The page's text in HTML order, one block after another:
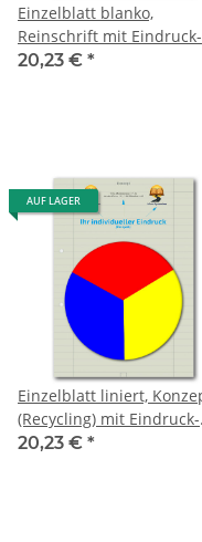
Einzelblatt blanko,
Reinschrift mit Eindruck-
Farbe, 1 Pack zu 100 Blatt
20,23 € *
AUF LAGER
Einzelblatt liniert, Konzept
(Recycling) mit Eindruck-
Farbe, 1 Pack zu 100 Blatt
20,23 € *